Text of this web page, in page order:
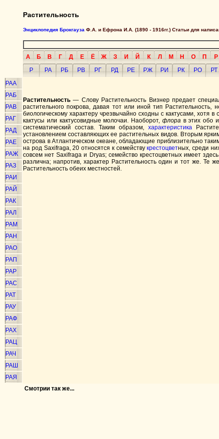
Растительность
Энциклопедия Брокгауза Ф.А. и Ефрона И.А. (1890 - 1916гг.) Статьи для
А Б В Г Д Е Ё Ж З И Й К Л М Н О П
Р
Р
РА РБ РВ РГ РД РЕ РЖ РИ РК РО
РТ
РАА
РАБ
РАВ
РАГ
РАД
РАЕ
РАЖ
РАЗ
РАИ
РАЙ
РАК
РАЛ
РАМ
РАН
РАО
РАП
РАР
РАС
РАТ
РАУ
РАФ
РАХ
РАЦ
РАЧ
РАШ
РАЯ
Растительность — Слову Растительность Визнер предает
растительного покрова, давая тот или иной тип
биологическому характеру чрезвычайно сходны с кактусами, хотя
кактусы или кактусовидные молочаи. Наоборот, флорав этих обо
систематический состав. Таким образом, характеристика
установлением составляющих ее растительных видов. Вторым
острова в Атлантическом океане, обладающие приблизительно
на род Saxifraga, 20 относятся к семействукрестоцветных, среди
совсем нет Saxifraga и Dryas; семейство крестоцветных имеет
различна; напротив, характер Растительность один и тот же. Те
Растительность обеих местностей.
Смотрии так же...